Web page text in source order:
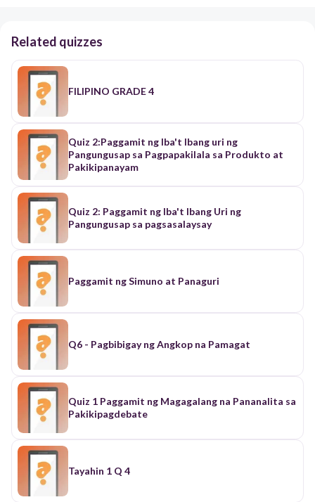
Related quizzes
FILIPINO GRADE 4
Quiz 2:Paggamit ng Iba't Ibang uri ng
Pangungusap sa Pagpapakilala sa Produkto at
Pakikipanayam
Quiz 2: Paggamit ng Iba't Ibang Uri ng
Pangungusap sa pagsasalaysay
Paggamit ng Simuno at Panaguri
Q6 - Pagbibigay ng Angkop na Pamagat
Quiz 1 Paggamit ng Magagalang na Pananalita sa
Pakikipagdebate
Tayahin 1 Q 4